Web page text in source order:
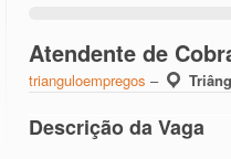
Atendente de
trianguloempregos –
Descrição da Vaga